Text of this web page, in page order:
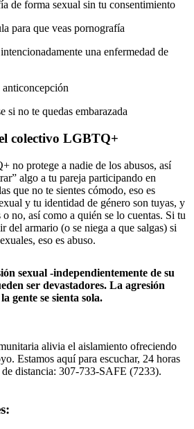
de forma sexual sin tu consentimiento
para que veas pornografía
una enfermedad de
si no te quedas embarazada
colectivo LGBTQ+
no protege a nadie de los abusos, así
algo a tu pareja participando en
que no te sientes cómodo, eso es
y tu identidad de género son tuyas, y
no, así como a quién se lo cuentas. Si tu
del armario (o se niega a que salgas) si
eso es abuso.
sexual -independientemente de su
ser devastadores. La agresión
gente se sienta sola.
alivia el aislamiento ofreciendo
Estamos aquí para escuchar, 24 horas
distancia: 307-733-SAFE (7233).